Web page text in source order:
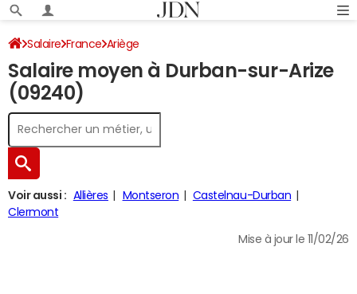
Salaire France Ariège
Salaire moyen à Durban-sur-Arize
(09240)
Voir aussi : Allières Montseron
Castelnau-Durban
Clermont
Mise à jour le 11/02/26